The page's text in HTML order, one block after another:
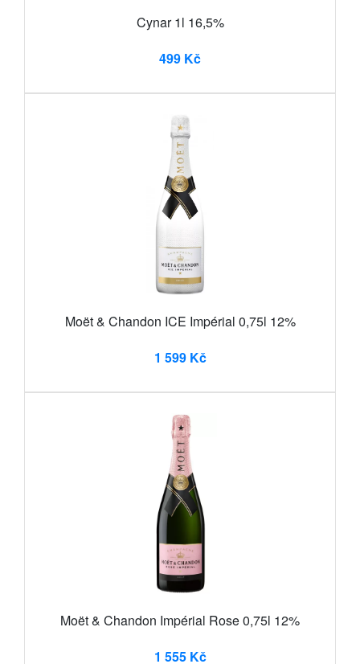
Cynar 1l 16,5%
499 Kč
Moët & Chandon ICE Impérial 0,75l 12%
1 599 Kč
Moët & Chandon Impérial Rose 0,75l 12%
1 555 Kč